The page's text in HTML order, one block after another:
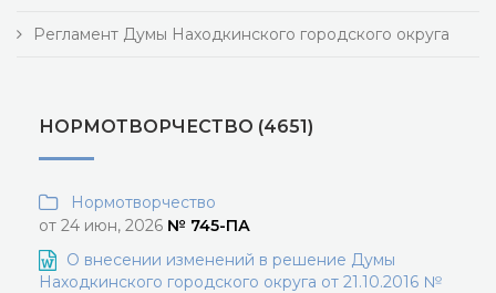
Регламент Думы Находкинского городского округа
НОРМОТВОРЧЕСТВО (4651)
Нормотворчество
от 24 июн, 2026 № 745-ПА
О внесении изменений в решение Думы
Находкинского городского округа от 21.10.2016 №